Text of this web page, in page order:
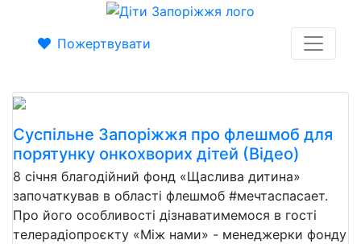
Пожертвувати
Суспільне Запоріжжя про флешмоб для
порятунку онкохворих дітей (Відео)
8 січня благодійний фонд «Щаслива дитина»
започаткував в області флешмоб #мечтаспасает.
Про його особливості дізнаватимемося в гості
телерадіопроєкту «Між нами» - менеджерки фонду